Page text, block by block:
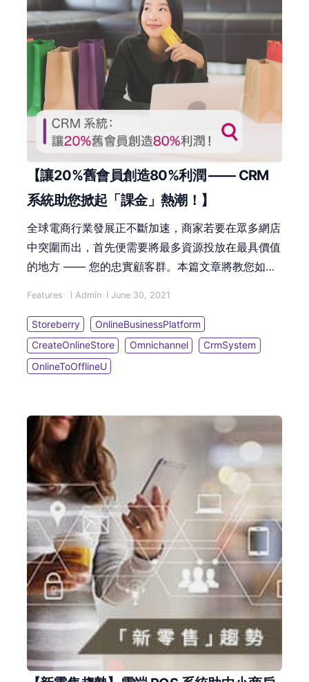
【讓20%舊會員創造80%利潤 —— CRM
系統助您掀起「課金」熱潮！】
全球電商行業發展正不斷加速，商家若要在眾多網店
中突圍而出，首先便需要將最多資源投放在最具價值
的地方 —— 您的忠實顧客群。本篇文章將教您如何
潮！
Features Admin June 30, 2021
Storeberry
OnlineBusinessPlatform
CreateOnlineStore
Omnichannel
CrmSystem
OnlineToOfflineU